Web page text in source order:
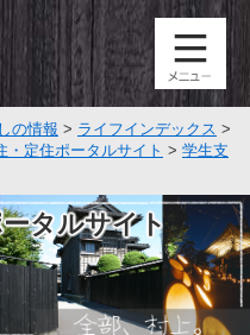
の情報 > ライフインデックス >
定住ポータルサイト > 学生支
タルサイト